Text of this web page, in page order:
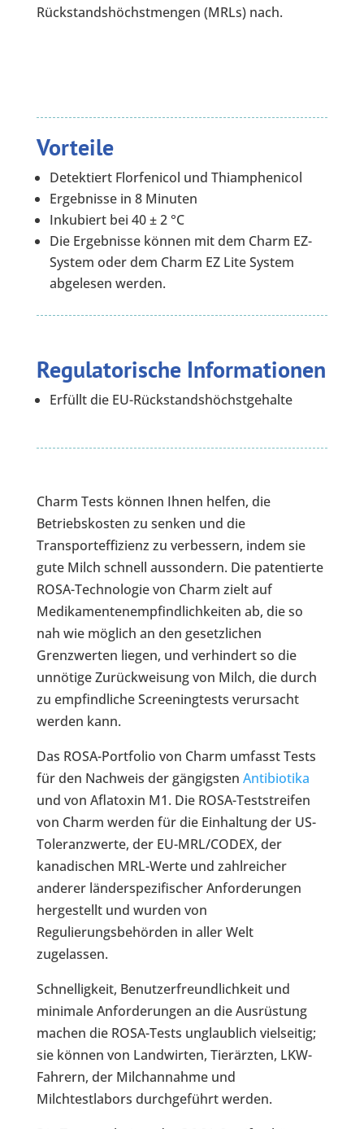
Rückstandshöchstmengen (MRLs) nach.
Vorteile
Detektiert Florfenicol und Thiamphenicol
Ergebnisse in 8 Minuten
Inkubiert bei 40 ± 2 °C
Die Ergebnisse können mit dem Charm EZ-
System oder dem Charm EZ Lite System
abgelesen werden.
Regulatorische Informationen
Erfüllt die EU-Rückstandshöchstgehalte
Charm Tests können Ihnen helfen, die
Betriebskosten zu senken und die
Transporteffizienz zu verbessern, indem sie
gute Milch schnell aussondern. Die patentierte
ROSA-Technologie von Charm zielt auf
Medikamentenempfindlichkeiten ab, die so
nah wie möglich an den gesetzlichen
Grenzwerten liegen, und verhindert so die
unnötige Zurückweisung von Milch, die durch
zu empfindliche Screeningtests verursacht
werden kann.
Das ROSA-Portfolio von Charm umfasst Tests
für den Nachweis der gängigsten Antibiotika
und von Aflatoxin M1. Die ROSA-Teststreifen
von Charm werden für die Einhaltung der US-
Toleranzwerte, der EU-MRL/CODEX, der
kanadischen MRL-Werte und zahlreicher
anderer länderspezifischer Anforderungen
hergestellt und wurden von
Regulierungsbehörden in aller Welt
zugelassen.
Schnelligkeit, Benutzerfreundlichkeit und
minimale Anforderungen an die Ausrüstung
machen die ROSA-Tests unglaublich vielseitig;
sie können von Landwirten, Tierärzten, LKW-
Fahrern, der Milchannahme und
Milchtestlabors durchgeführt werden.